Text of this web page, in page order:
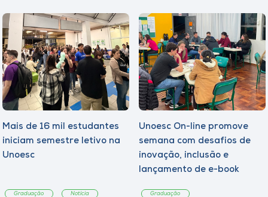
Mais de 16 mil estudantes
iniciam semestre letivo na
Unoesc
Graduação Notícia
Unoesc On-line promove
semana com desafios de
inovação, inclusão e
lançamento de e-book
Graduação